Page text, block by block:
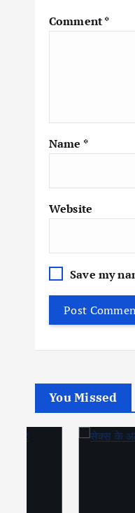
Comment*
Name *
Website
Save my
You Missed